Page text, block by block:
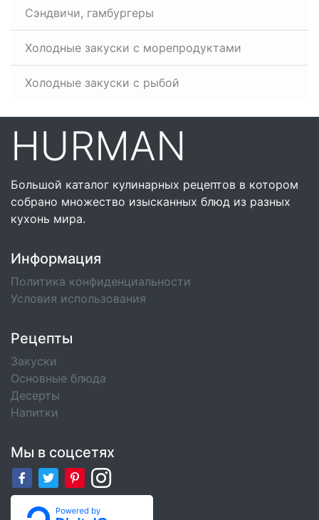
Сэндвичи, гамбургеры
Холодные закуски с морепродуктами
Холодные закуски с рыбой
HURMAN
Большой каталог кулинарных рецептов в котором
собрано множество изысканных блюд из разных
кухонь мира.
Информация
Политика конфиденциальности
Условия использования
Рецепты
Закуски
Основные блюда
Десерты
Напитки
Мы в соцсетях